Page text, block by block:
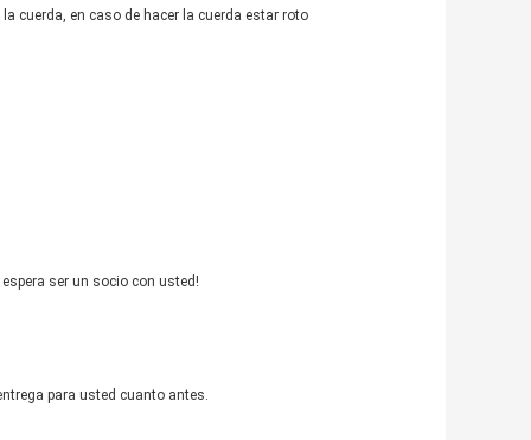
cuerda, en caso de hacer la cuerda estar roto
ser un socio con usted!
para usted cuanto antes.